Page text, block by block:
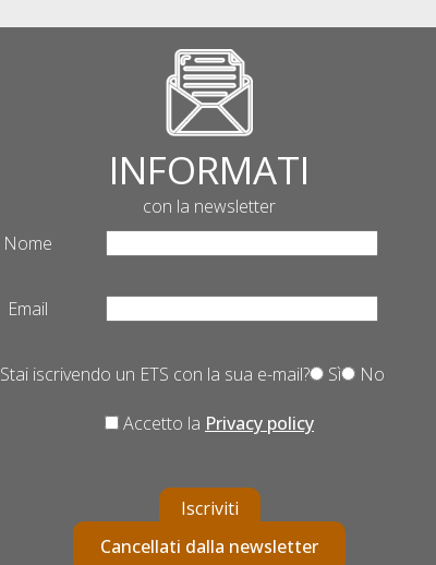
INFORMATI
con la newsletter
Nome
Email
Stai iscrivendo un ETS con la sua e-mail? Sì No
Accetto la Privacy policy
Iscriviti
Cancellati dalla newsletter